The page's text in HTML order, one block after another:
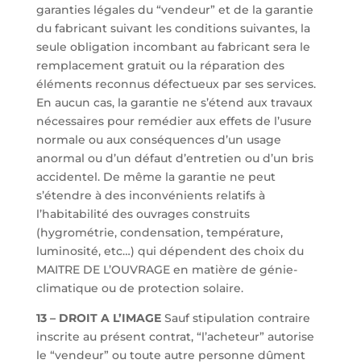
garanties légales du “vendeur” et de la garantie
du fabricant suivant les conditions suivantes, la
seule obligation incombant au fabricant sera le
remplacement gratuit ou la réparation des
éléments reconnus défectueux par ses services.
En aucun cas, la garantie ne s’étend aux travaux
nécessaires pour remédier aux effets de l’usure
normale ou aux conséquences d’un usage
anormal ou d’un défaut d’entretien ou d’un bris
accidentel. De même la garantie ne peut
s’étendre à des inconvénients relatifs à
l’habitabilité des ouvrages construits
(hygrométrie, condensation, température,
luminosité, etc…) qui dépendent des choix du
MAITRE DE L’OUVRAGE en matière de génie-
climatique ou de protection solaire.
13 – DROIT A L’IMAGESauf stipulation contraire
inscrite au présent contrat, “l’acheteur” autorise
le “vendeur” ou toute autre personne dûment